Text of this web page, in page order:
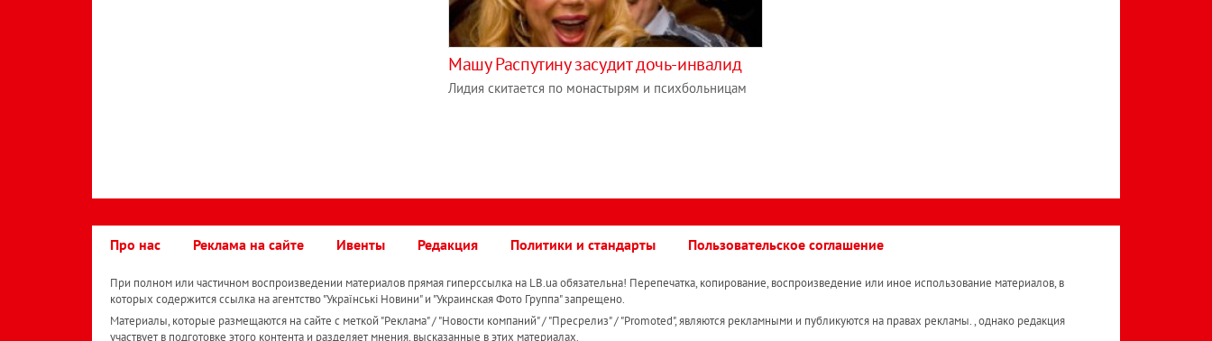
Машу Распутину засудит дочь-инвалид
Лидия скитается по монастырям и психбольницам
Про нас Реклама на сайте Ивенты Редакция Политики и стандарты Пользовательское соглашение
При полном или частичном воспроизведении материалов прямая гиперссылка на LB.ua обязательна! Перепечатка, копирование, воспроизведение или иное использование материалов, в
которых содержится ссылка на агентство "Українськi Новини" и "Украинская Фото Группа" запрещено.
Материалы, которые размещаются на сайте с меткой "Реклама" / "Новости компаний" / "Пресрелиз" / "Promoted", являются рекламными и публикуются на правах рекламы. , однако редакция
участвует в подготовке этого контента и разделяет мнения, высказанные в этих материалах.